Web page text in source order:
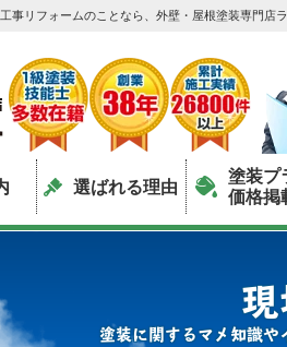
事リフォームのことなら、外壁・屋根塗装専門店
選ばれる理由
塗装プ
価格掲
塗装に関するマメ知識や